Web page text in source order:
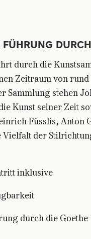
FÜHRUNG
durch die
Zeitraum von
Sammlung stehen
Kunst seiner Zeit
Füsslis, Anton
der
inklusive
durch die